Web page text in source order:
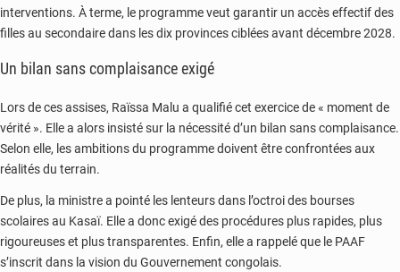
interventions. À terme, le programme veut garantir un accès effectif des
filles au secondaire dans les dix provinces ciblées avant décembre 2028.
Un bilan sans complaisance exigé
Lors de ces assises, Raïssa Malu a qualifié cet exercice de « moment de
vérité ». Elle a alors insisté sur la nécessité d’un bilan sans complaisance.
Selon elle, les ambitions du programme doivent être confrontées aux
réalités du terrain.
De plus, la ministre a pointé les lenteurs dans l’octroi des bourses
scolaires au Kasaï. Elle a donc exigé des procédures plus rapides, plus
rigoureuses et plus transparentes. Enfin, elle a rappelé que le PAAF
s’inscrit dans la vision du Gouvernement congolais.